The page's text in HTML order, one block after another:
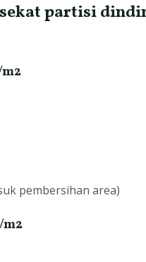
partisi
pembersihan area)
m2